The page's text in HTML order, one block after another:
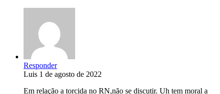
Responder
Luis 1 de agosto de 2022
Em relação a torcida no RN,não se discutir. Uh tem moral a